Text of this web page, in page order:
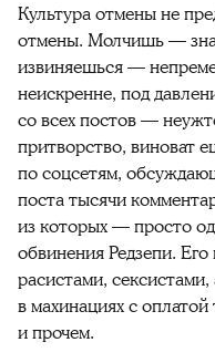
Культура отмены не
отмены. Молчишь —
извиняешься —
неискренне, под
со всех постов —
притворство, виноват
по соцсетям,
поста тысячи
из которых — просто
обвинения Редзепи.
расистами,
в махинациях с
и прочем.